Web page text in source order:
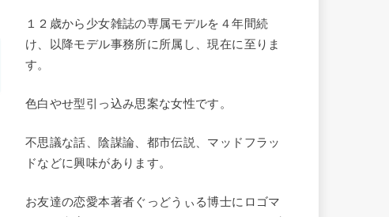
１２歳から少女雑誌の専属モデルを４年間続
け、以降モデル事務所に所属し、現在に至りま
す。
色白やせ型引っ込み思案な女性です。
不思議な話、陰謀論、都市伝説、マッドフラッ
ドなどに興味があります。
お友達の恋愛本著者ぐっどうぃる博士にロゴマ